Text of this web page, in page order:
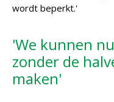
wordt beperkt.'
'We kunnen
zonder de
maken'